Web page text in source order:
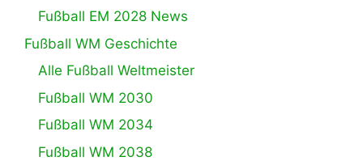
Fußball EM 2028 News
Fußball WM Geschichte
Alle Fußball Weltmeister
Fußball WM 2030
Fußball WM 2034
Fußball WM 2038